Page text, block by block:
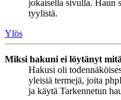
jokaisella sivulla. Haun
tyylistä.
Ylös
Miksi hakuni ei löytänyt
Hakusi oli
yleisiä termejä, joita
ja käytä Tarkennetun